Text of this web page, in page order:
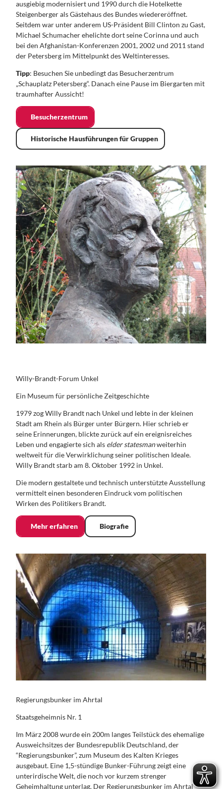
ausgiebig modernisiert und 1990 durch die Hotelkette
Steigenberger als Gästehaus des Bundes wiedereröffnet.
Seitdem war unter anderem US-Präsident Bill Clinton zu Gast,
Michael Schumacher ehelichte dort seine Corinna und auch
bei den Afghanistan-Konferenzen 2001, 2002 und 2011 stand
der Petersberg im Mittelpunkt des Weltinteresses.
Tipp: Besuchen Sie unbedingt das Besucherzentrum
„Schauplatz Petersberg“. Danach eine Pause im Biergarten mit
traumhafter Aussicht!
Besucherzentrum
Historische Hausführungen für Gruppen
Willy-Brandt-Forum Unkel
Ein Museum für persönliche Zeitgeschichte
1979 zog Willy Brandt nach Unkel und lebte in der kleinen
Stadt am Rhein als Bürger unter Bürgern. Hier schrieb er
seine Erinnerungen, blickte zurück auf ein ereignisreiches
Leben und engagierte sich als elder statesmanweiterhin
weltweit für die Verwirklichung seiner politischen Ideale.
Willy Brandt starb am 8. Oktober 1992 in Unkel.
Die modern gestaltete und technisch unterstützte Ausstellung
vermittelt einen besonderen Eindruck vom politischen
Wirken des Politikers Brandt.
Mehr erfahren Biografie
Regierungsbunker im Ahrtal
Staatsgeheimnis Nr. 1
Im März 2008 wurde ein 200m langes Teilstück des ehemalige
Ausweichsitzes der Bundesrepublik Deutschland, der
“Regierungsbunker”, zum Museum des Kalten Krieges
ausgebaut. Eine 1,5-stündige Bunker-Führung zeigt eine
unterirdische Welt, die noch vor kurzem strenger
Geheimhaltung unterlag. Der Regierungsbunker im Ahrtal